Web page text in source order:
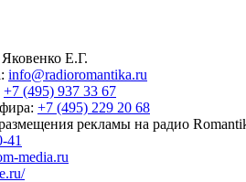
Е.Г.
info@radioromantika.ru
+7 (495) 937 33 67
+7 (495) 229 20 68
рекламы на радио
41
media.ru